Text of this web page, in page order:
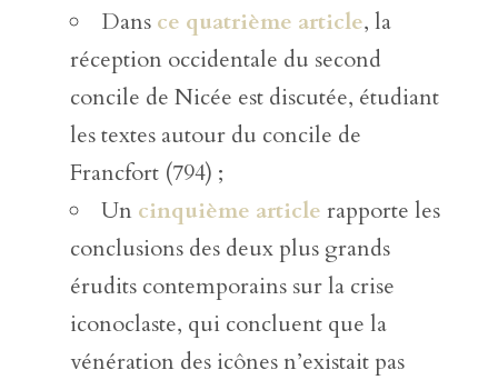
Dans ce quatrième article, la
réception occidentale du second
concile de Nicée est discutée, étudiant
les textes autour du concile de
Francfort (794) ;
Un cinquième article rapporte les
conclusions des deux plus grands
érudits contemporains sur la crise
iconoclaste, qui concluent que la
vénération des icônes n’existait pas